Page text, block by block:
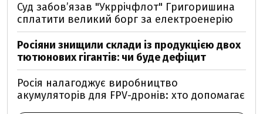
Суд забов’язав "Укррічфлот" Григоришина
сплатити великий борг за електроенерію
Росіяни знищили склади із продукцією двох
тютюнових гігантів: чи буде дефіцит
Росія налагоджує виробництво
акумуляторів для FPV-дронів: хто допомагає